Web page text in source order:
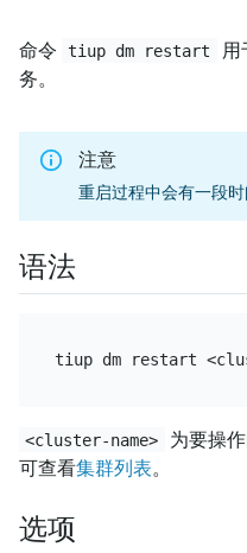
命令 tiup dm restart
用
务。
注意
重启过程中会有一段时
语法
<cluster-name>
为要操
可查看集群列表。
选项